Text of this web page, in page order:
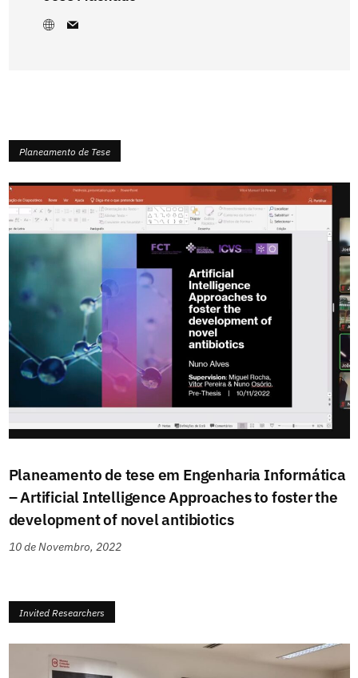
Planeamento de Tese
Planeamento de tese em Engenharia Informática
– Artificial Intelligence Approaches to foster the
development of novel antibiotics
10 de Novembro, 2022
Invited Researchers